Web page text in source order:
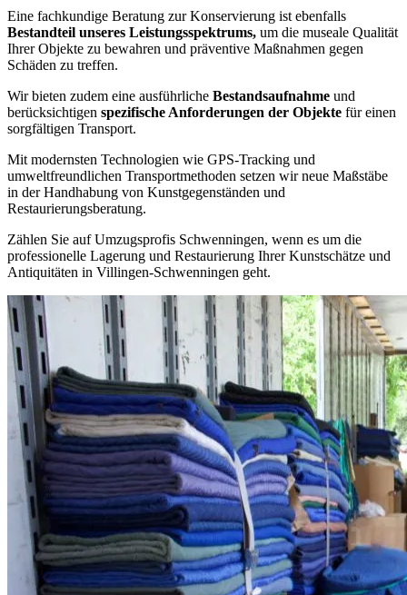
Eine fachkundige Beratung zur Konservierung ist ebenfalls
Bestandteil unseres Leistungsspektrums, um die museale Qualität
Ihrer Objekte zu bewahren und präventive Maßnahmen gegen
Schäden zu treffen.
Wir bieten zudem eine ausführliche Bestandsaufnahme und
berücksichtigen spezifische Anforderungen der Objekte für einen
sorgfältigen Transport.
Mit modernsten Technologien wie GPS-Tracking und
umweltfreundlichen Transportmethoden setzen wir neue Maßstäbe
in der Handhabung von Kunstgegenständen und
Restaurierungsberatung.
Zählen Sie auf Umzugsprofis Schwenningen, wenn es um die
professionelle Lagerung und Restaurierung Ihrer Kunstschätze und
Antiquitäten in Villingen-Schwenningen geht.